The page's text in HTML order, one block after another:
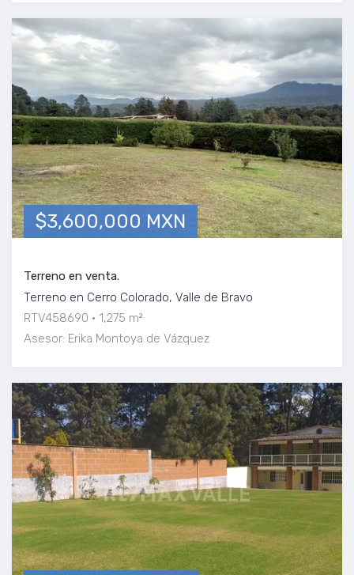
$3,600,000 MXN
Terreno en venta.
Terreno en Cerro Colorado, Valle de Bravo
RTV458690
1,275 m²
Asesor: Erika Montoya de Vázquez